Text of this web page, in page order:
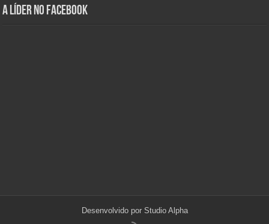
A Líder no Facebook
Desenvolvido por Studio Alpha